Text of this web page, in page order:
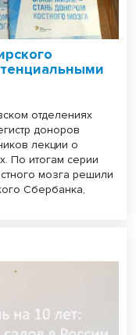
отделениях
доноров
лекции о
По итогам серии
мозга решили
Сбербанка,